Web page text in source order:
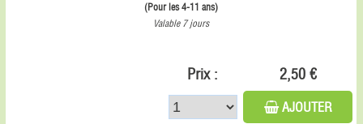
(Pour les 4-11 ans)
Valable 7 jours
Prix : 2,50 €
AJOUTER